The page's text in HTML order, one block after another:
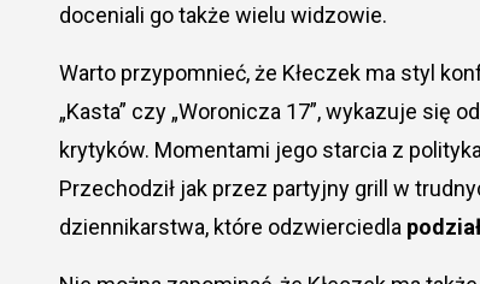
doceniali go także wielu widzowie.
Warto przypomnieć, że Kłeczek ma styl
„Kasta” czy „Woronicza 17”, wykazuje się
krytyków. Momentami jego starcia z
Przechodził jak przez partyjny grill w
dziennikarstwa, które odzwierciedla